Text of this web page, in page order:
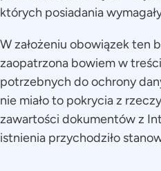
których posiadania
W założeniu obowiązek ten
zaopatrzona bowiem w
potrzebnych do ochrony
nie miało to pokrycia z
zawartości dokumentów z
istnienia przychodziło